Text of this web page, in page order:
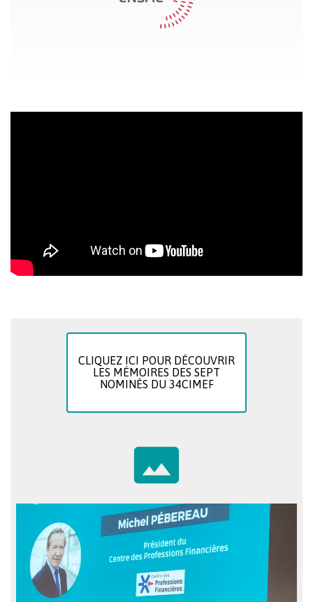
CLIQUEZ ICI POUR DÉCOUVRIR
LES MÉMOIRES DES SEPT
NOMINÉS DU 34CIMEF
photo_size_select_actual